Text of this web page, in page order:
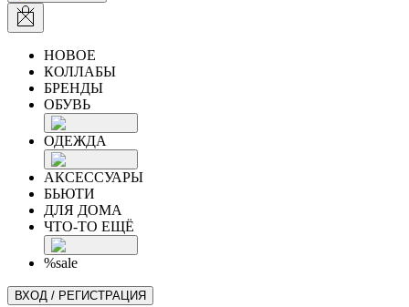
НОВОЕ
КОЛЛАБЫ
БРЕНДЫ
ОБУВЬ
ОДЕЖДА
АКСЕССУАРЫ
БЬЮТИ
ДЛЯ ДОМА
ЧТО-ТО ЕЩЁ
%sale
ВХОД / РЕГИСТРАЦИЯ